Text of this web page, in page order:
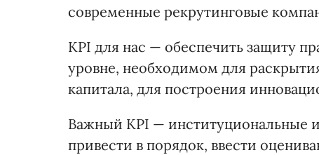
современные рекрутинговые
KPI для нас — обеспечить защиту
уровне, необходимом для
капитала, для построения
Важный KPI — институциональные
привести в порядок, ввести